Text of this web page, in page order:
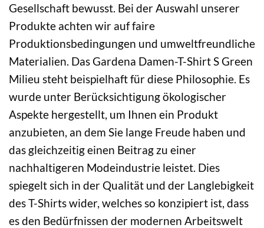
Gesellschaft bewusst. Bei der Auswahl unserer
Produkte achten wir auf faire
Produktionsbedingungen und umweltfreundliche
Materialien. Das Gardena Damen-T-Shirt S Green
Milieu steht beispielhaft für diese Philosophie. Es
wurde unter Berücksichtigung ökologischer
Aspekte hergestellt, um Ihnen ein Produkt
anzubieten, an dem Sie lange Freude haben und
das gleichzeitig einen Beitrag zu einer
nachhaltigeren Modeindustrie leistet. Dies
spiegelt sich in der Qualität und der Langlebigkeit
des T-Shirts wider, welches so konzipiert ist, dass
es den Bedürfnissen der modernen Arbeitswelt